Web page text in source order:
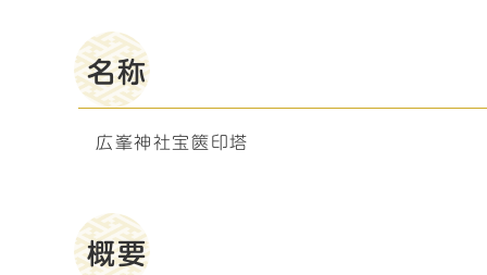
名称
広峯神社宝篋印塔
概要